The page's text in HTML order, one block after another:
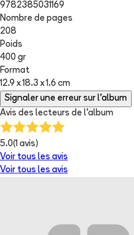
9782385031169
Nombre de pages
208
Poids
400 gr
Format
12.9 x 18.3 x 1.6 cm
Signaler une erreur sur l'album
Avis des lecteurs de l'album
5.0(1 avis)
Voir tous les avis
Voir tous les avis